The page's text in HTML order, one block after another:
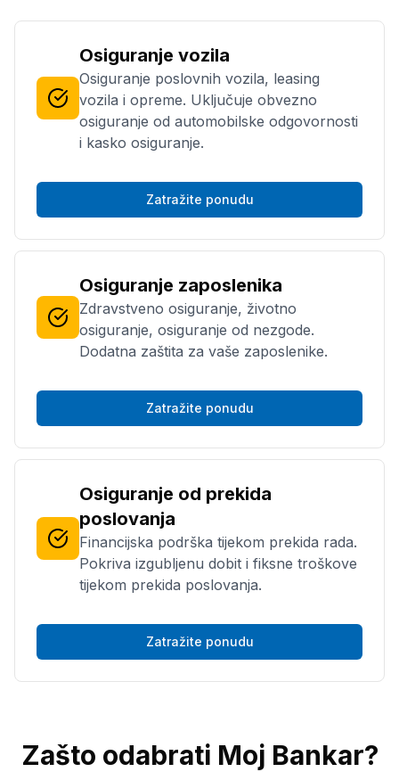
Osiguranje vozila
Osiguranje poslovnih vozila, leasing
vozila i opreme. Uključuje obvezno
osiguranje od automobilske odgovornosti
i kasko osiguranje.
Zatražite ponudu
Osiguranje zaposlenika
Zdravstveno osiguranje, životno
osiguranje, osiguranje od nezgode.
Dodatna zaštita za vaše zaposlenike.
Zatražite ponudu
Osiguranje od prekida
poslovanja
Financijska podrška tijekom prekida rada.
Pokriva izgubljenu dobit i fiksne troškove
tijekom prekida poslovanja.
Zatražite ponudu
Zašto odabrati Moj Bankar?